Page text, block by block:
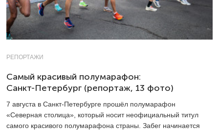
РЕПОРТАЖИ
Самый красивый полумарафон:
Санкт-Петербург (репортаж, 13 фото)
7 августа в Санкт-Петербурге прошёл полумарафон
«Северная столица», который носит неофициальный титул
самого красивого полумарафона страны. Забег начинается